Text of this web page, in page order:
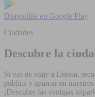
Disponible en Google Play
Ciudades
Descubre la
Si vas de viaje a Lisboa,
pública y aparcar en
¡Descubre las ventajas